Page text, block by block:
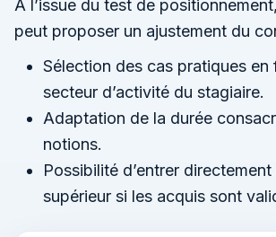
À l’issue du test de
peut proposer un ajustement du
Sélection des cas pratiques en
secteur d’activité du stagiaire.
Adaptation de la durée
notions.
Possibilité d’entrer
supérieur si les acquis sont